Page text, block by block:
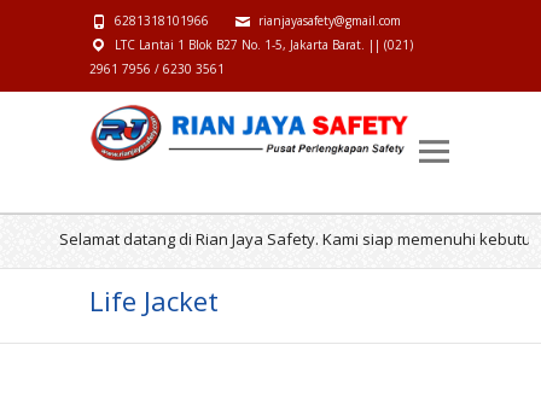
6281318101966
rianjayasafety@gmail.com
LTC Lantai 1 Blok B27 No. 1-5, Jakarta Barat. || (021)
2961 7956 / 6230 3561
Selamat datang di Rian Jaya Safety. Kami siap memenuhi kebutuhan
Life Jacket